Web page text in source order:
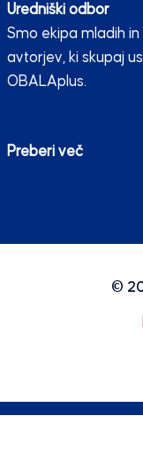
Uredniški odbor
Smo ekipa mladih
avtorjev, ki skupaj
OBALAplus.
Preberi več
©